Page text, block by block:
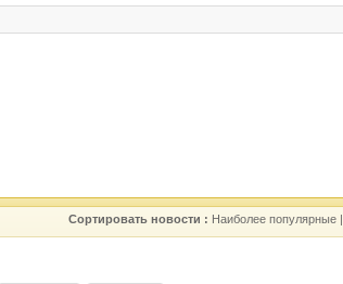
Сортировать новости : Наиболее популярные |